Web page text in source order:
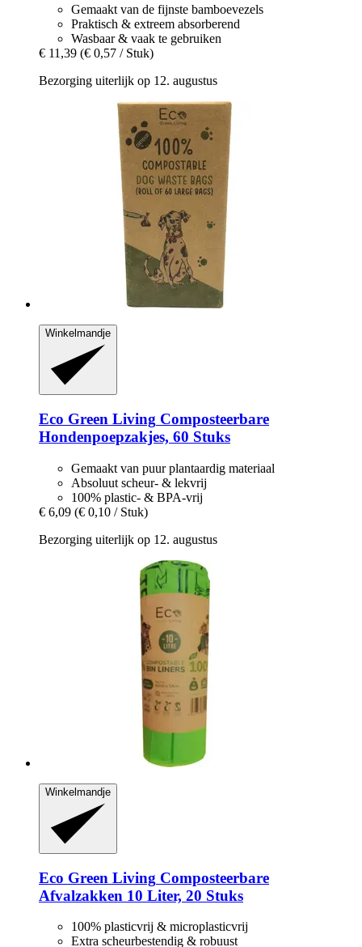
Gemaakt van de fijnste bamboevezels
Praktisch & extreem absorberend
Wasbaar & vaak te gebruiken
€ 11,39 (€ 0,57 / Stuk)
Bezorging uiterlijk op 12. augustus
Winkelmandje
Eco Green Living Composteerbare
Hondenpoepzakjes, 60 Stuks
Gemaakt van puur plantaardig materiaal
Absoluut scheur- & lekvrij
100% plastic- & BPA-vrij
€ 6,09 (€ 0,10 / Stuk)
Bezorging uiterlijk op 12. augustus
Winkelmandje
Eco Green Living Composteerbare
Afvalzakken 10 Liter, 20 Stuks
100% plasticvrij & microplasticvrij
Extra scheurbestendig & robuust